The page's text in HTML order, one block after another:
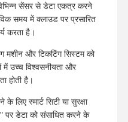
सेंसर से डेटा एकत्र करने
समय में क्लाउड पर प्रसारित
करता है।
मशीन और टिकटिंग सिस्टम को
में उच्च विश्वसनीयता और
होती है।
लिए स्मार्ट सिटी या सुरक्षा
पर डेटा को संसाधित करने के